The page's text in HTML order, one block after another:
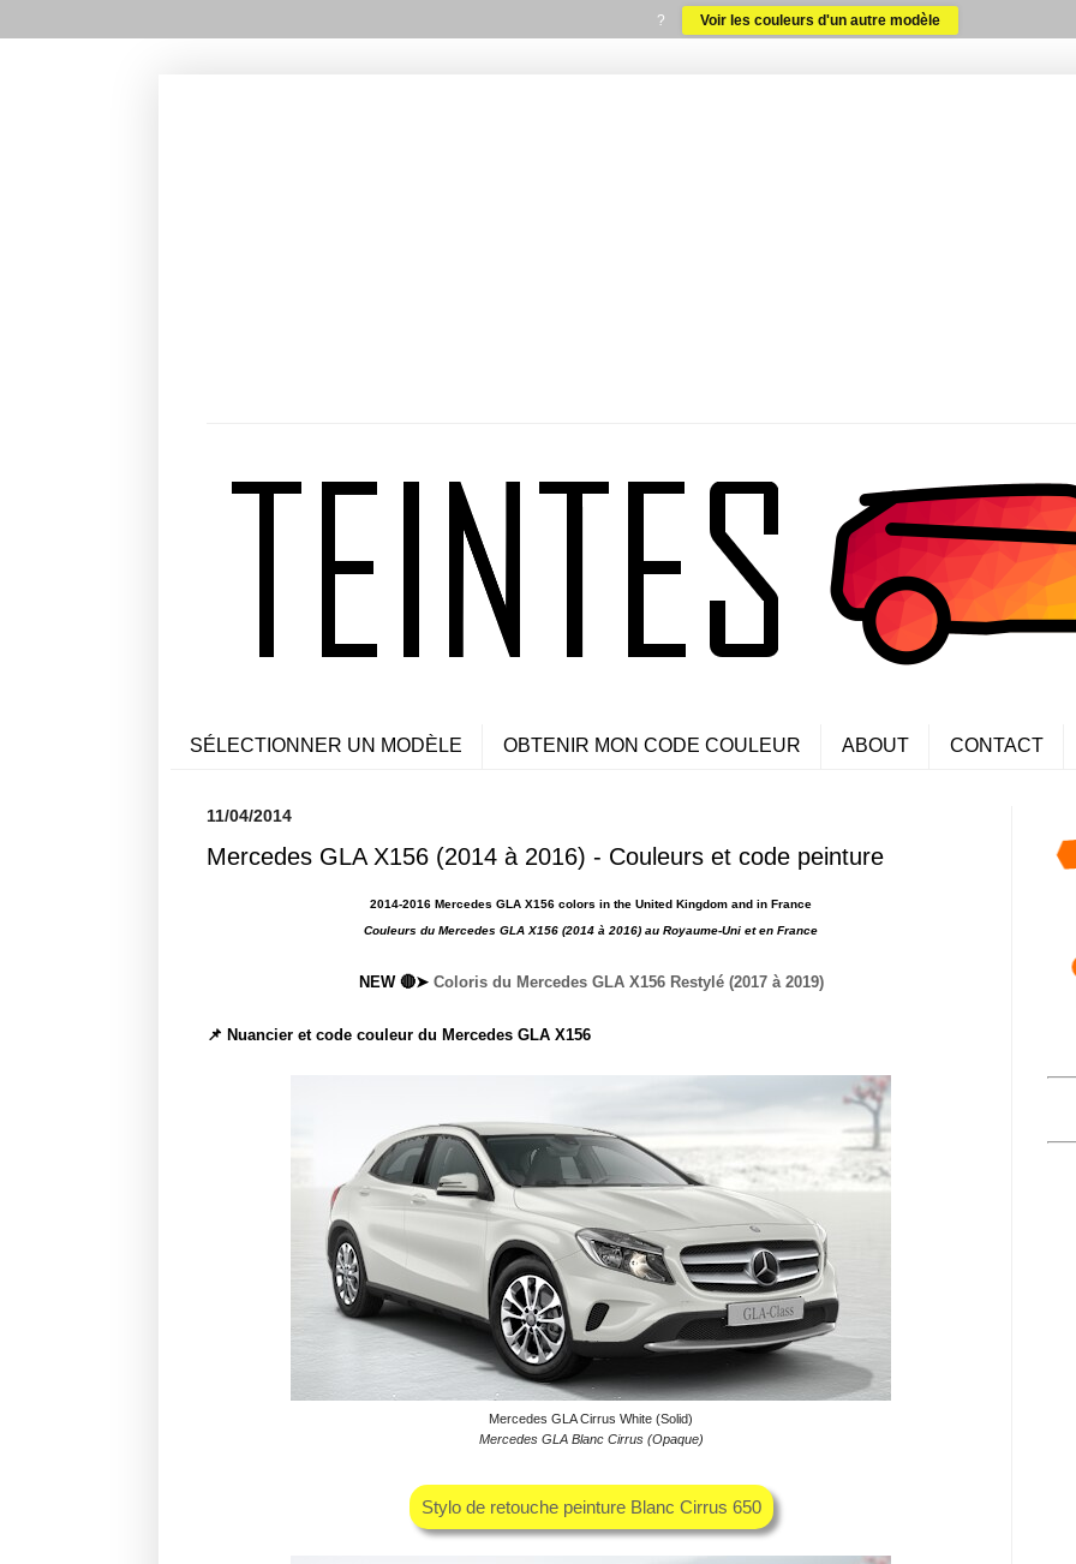
SÉLECTIONNER UN MODÈLE OBTENIR MON CODE COULEUR ABOUT CONTACT
11/04/2014
Mercedes GLA X156 (2014 à 2016) - Couleurs et code peinture
2014-2016 Mercedes GLA X156 colors in the United Kingdom and in France
Couleurs du Mercedes GLA X156 (2014 à 2016) au Royaume-Uni et en France
NEW 🔴➤ Coloris du Mercedes GLA X156 Restylé (2017 à 2019)
📌 Nuancier et code couleur du Mercedes GLA X156
Mercedes GLA Cirrus White (Solid)
Mercedes GLA Blanc Cirrus (Opaque)
Stylo de retouche peinture Blanc Cirrus 650
? Voir les couleurs d'un autre modèle